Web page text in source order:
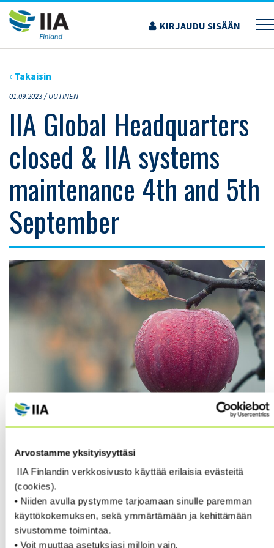
Arvostamme yksityisyyttäsi
IIA Finlandin verkkosivusto käyttää erilaisia evästeitä
(cookies).
• Niiden avulla pystymme tarjoamaan sinulle paremman
käyttökokemuksen, sekä ymmärtämään ja kehittämään
sivustomme toimintaa.
• Voit muuttaa asetuksiasi milloin vain.
Siirry
sisältöön
KIRJAUDU SISÄÄN
›ARTIKKELIT›IIA GLOBAL HEADQUARTERS CLOSED & IIA SYSTEMS
MAINTENANCE 4TH AND 5TH SEPTEMBER
‹ Takaisin
01.09.2023 /UUTINEN
IIA Global Headquarters
closed & IIA systems
maintenance 4th and 5th
September
U.S., THE IIA GLOBAL HEADQUARTERS WILL
BE CLOSED FROM 2:00 P.M. ON FRIDAY,
SEPTEMBER 1, THROUGH 9:00 A.M. ON
TUESDAY, SEPTEMBER 5.